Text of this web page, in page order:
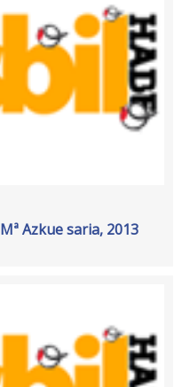
Azkue saria, 2013